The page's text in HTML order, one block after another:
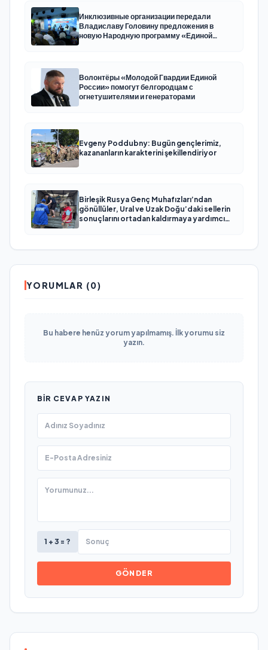
Инклюзивные организации передали
Владиславу Головину предложения в
новую Народную программу «Единой
Волонтёры «Молодой Гвардии Единой
России» помогут белгородцам с
огнетушителями и генераторами
Evgeny Poddubny: Bugün gençlerimiz,
kazananların karakterini şekillendiriyor
Birleşik Rusya Genç Muhafızları’ndan
gönüllüler, Ural ve Uzak Doğu’daki sellerin
sonuçlarını ortadan kaldırmaya yardımcı
YORUMLAR (0)
Bu habere henüz yorum yapılmamış. İlk yorumu siz
yazın.
BIR CEVAP YAZIN
1 + 3 = ?
GÖNDER